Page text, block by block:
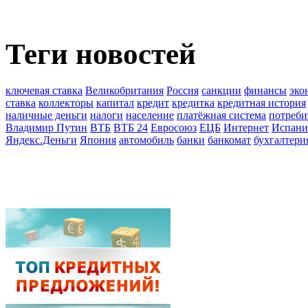
Теги новостей
ключевая ставка Великобритания Россия санкции финансы
ставка коллекторы капитал кредит кредитка кредитная история
наличные деньги налоги население платёжная система
Владимир Путин ВТБ ВТБ 24 Евросоюз ЕЦБ Интернет
Яндекс.Деньги Япония автомобиль банки банкомат